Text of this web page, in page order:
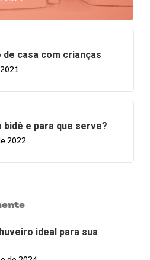
de casa com crianças
bidê e para que serve?
2022
ideal para sua